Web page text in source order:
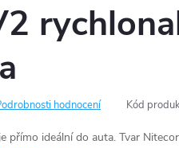
hodnocení Kód
přímo ideální do auta. Tvar